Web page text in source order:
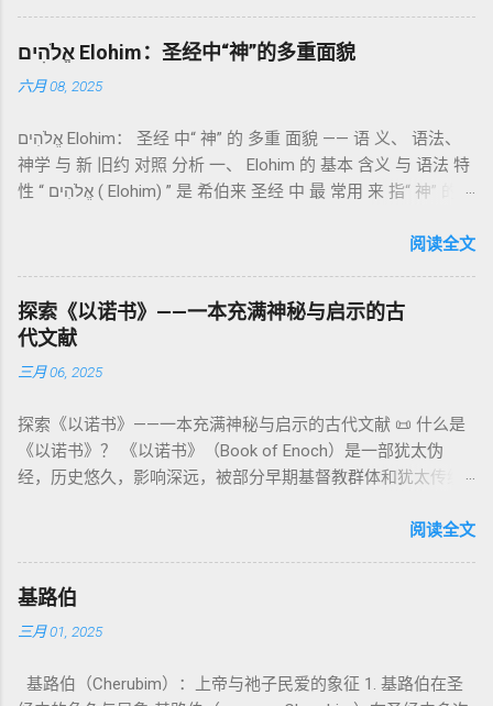
祭 （asham）：针对特定罪行的赔偿与赎回。 这些制度不是单
纯宗教仪式，而是 神提供给罪人恢复关系的方式 。 希伯来文
祂的子民得洁净并维系同在。 三、祭司制度与敬拜秩序 亚伦与
记》强调他们的洁净、服饰、行为都必须与神的圣洁相称。 祭
司是 圣所的看守者、律法的教导者与百姓的代求者 。他们的失
败（如拿答与亚比户擅献凡火）立刻带来神的审判（利10
限 第11–15章讲述关于食物、疾病（如大麻风）、体液等“洁净
与不洁”的律例。其目的不是为了迷信或隔离，而是建立 圣洁与
秩序感 ，帮助以色列人活在神的同在中。 “洁净”不是等同于“无
罪”，而是不妨碍与神交往的状态。圣所是神居住之地，进入必
16章描述每年一次的“赎罪日”（Yom Kippur），大祭司进入至
圣所，用血为圣所与百姓遮罪。 这是整卷《利未记》的神学中
心： 神愿意居住在人中间； 罪必须被遮盖才能维持这同在；
神主动提供遮罪之道（两个祭牲，特别是“为耶和华”的与“归于
亚撒泻勒”的）。 这预表...
吉兹语（埃塞俄比亚语） 保存， 死海古卷 出土了多份 阿拉姆
语 残卷，另有 希腊文 片段，显示其广泛流传。 《一以诺书》
大体由五部分组成（作者与年代各异）： 《守望者之书》（1–
通婚、巨人（尼非利人）的出现，以及神对其囚禁与审判。
《比喻/相似喻之书》（37–71） ：频繁出现“ 那位人子/拣选
者/义者 ”，刻画末世审判与王权。 《天文之书》（72–82） ：
：以异象回顾以色列史并预示末世。 《以诺书信》（91–108）
：智慧训诫、“祸哉”、义人与恶人的结局等。 提示：另有《二
以诺书》（斯拉夫文）与《三以诺书》（希伯来文），属更晚
期以诺传统，不等同于《一以诺书》。 二、为什么重要？——
呼应 犹大书14–15 几乎逐字引 1 Enoch 1:9（“主带着千万圣者
的“深渊囚禁”叙事共振。 彼后2:4 用“ 他他路斯 （Tartarus）”指
天使囚禁之所，贴近以诺传统语境。 福音书/启示录 中的“ 人子
来临与天使同来、坐在荣耀宝座审判列国 ”（太24–25；启1、
观 ：以诺将“巨人之灵”为游行污灵的渊源学解释，补给了新约
驱魔叙事背后的“灵界词库”（可1、路8；亦参弗6:12“执政掌
权”）。 阴间与审判意象 ：Sheol 的分区、册卷与火刑等图像，
：以诺传统对压迫者的“祸哉”，与 雅各书 对不义富者的警告
（雅5）形成呼应。 ...
אֱלֹהִים Elohim：圣经中“神”的多重面貌
六月 08, 2025
אֱלֹהִים Elohim： 圣经 中“ 神” 的 多重 面貌 —— 语 义、 语法、
神学 与 新 旧约 对照 分析 一、 Elohim 的 基本 含义 与 语法 特
性 “ אֱלֹהִים ( Elohim) ” 是 希伯来 圣经 中 最 常用 来 指“ 神” 的
者”。 ✦ 语法 现象： Elohim 是 一个 复数 形式 （“- im” 后
世 记 1: 1）； 在 其他 语 境 中也 可 用于 复数 意义， 如 指 多
神、 属 灵 存在、 审判 官 等； 因此， 需 借助 上下文 判断 语
义 和 神学 定位 。 二、 希伯来 圣经 中 Elohim 的 主要 用法 与
示例 分类 类型 用法 说明 示例 经文 含义 1. 真神 指 以色列 的
所 崇拜 的 神祇 出 20: 3 假 神/ 偶像（ gods） 3. 属 灵 存在
神 的 众 子、 天使、 神圣 议会 成员 诗 82: 1, 申 32: 8– 9
神圣 存在（ divine beings） 4. 法官 被 委托 施行 神 审判者 出
权 代表 受托 执行 神 旨意 的 人（ 如 摩西） 出 7: 1 神 的 代言
人（ divine proxy） 6. 强调 威严 复数 形式 强调 尊贵 超自然 的
显现 撒 上 28: 13 灵界 显现 或 尊称（ majestic plural） 三、
בְּרֵאשִׁית בָּרָא אֱלֹהִים...” “ 起初， 神（ Elohim） 创造 天地。” 尽
语法 结构 显示 这 是在 强调 一位 ...
阅读全文
探索《以诺书》——一本充满神秘与启示的古
代文献
三月 06, 2025
探索《以诺书》——一本充满神秘与启示的古代文献 📜 什么是
《以诺书》？ 《以诺书》（Book of Enoch）是一部犹太伪
经，历史悠久，影响深远，被部分早期基督教群体和犹太传统
的曾祖父——的名义写成，包含大量关于天使、堕落、审判和弥
行，神将他取去，他就不在世了。” 这一神秘的记载激发了后世
关于以诺与神的关系、天国奥秘的丰富想象。《以诺书》便是
这种想象的结晶。 📖《以诺书》的主要内容 《以诺书》并非一
之书》（1 Enoch 1-36） 讲述堕落天使（守望者，Watchers）
阅读全文
基路伯
三月 01, 2025
基路伯（Cherubim）：上帝与祂子民爱的象征 1. 基路伯在圣